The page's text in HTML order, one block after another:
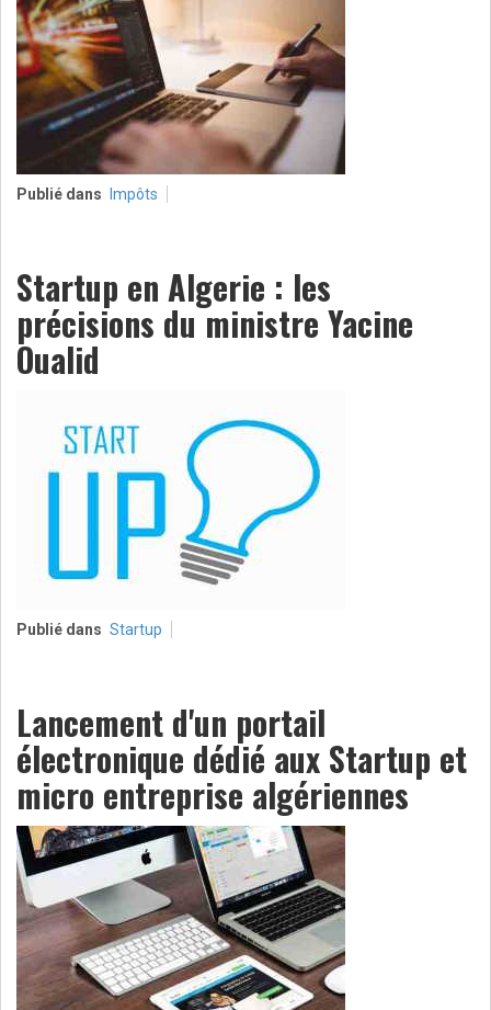
Publié dans Impôts
Startup en Algerie : les
précisions du ministre Yacine
Oualid
Publié dans Startup
Lancement d'un portail
électronique dédié aux Startup et
micro entreprise algériennes